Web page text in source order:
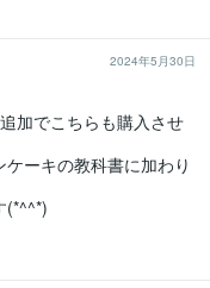
2024年5月30日
加でこちらも購入させ
ーキの教科書に加わり
(*^^*)